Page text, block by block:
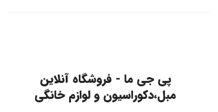
پی جی ما - فروشگاه آنلاین
مبل،دکوراسیون و لوازم خانگی